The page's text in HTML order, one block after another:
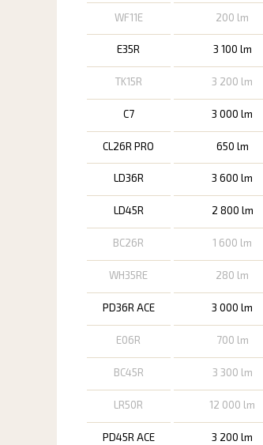
WF11E
200 lm
E35R 3 100 lm
TK15R
3 200 lm
C7
3 000 lm
CL26R PRO
650 lm
LD36R 3 600 lm
LD45R
2 800 lm
BC26R
1 600 lm
WH35RE
280 lm
PD36R ACE
3 000 lm
E06R
700 lm
BC45R
3 300 lm
LR50R
12 000 lm
PD45R ACE
3 200 lm